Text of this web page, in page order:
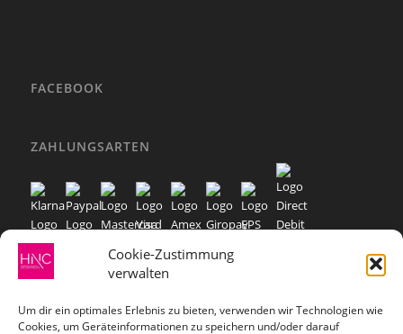
Cookie-Zustimmung
verwalten
Um dir ein optimales Erlebnis zu bieten, verwenden wir Technologien wie
Cookies, um Geräteinformationen zu speichern und/oder darauf
FACEBOOKKlicke hier, um Marketing-Cookies zu
ZAHLUNGSARTEN